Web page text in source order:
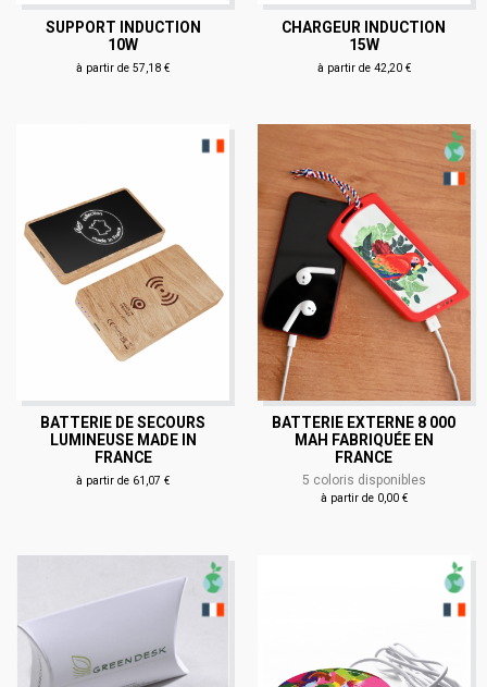
SUPPORT INDUCTION
10W
à partir de 57,18 €
CHARGEUR INDUCTION
15W
à partir de 42,20 €
BATTERIE DE SECOURS
LUMINEUSE MADE IN
FRANCE
à partir de 61,07 €
BATTERIE EXTERNE 8 000
MAH FABRIQUÉE EN
FRANCE
5 coloris disponibles
à partir de 0,00 €